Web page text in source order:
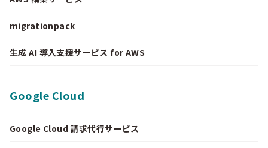
migrationpack
生成 AI 導入支援サービス for AWS
Google Cloud
Google Cloud 請求代行サービス